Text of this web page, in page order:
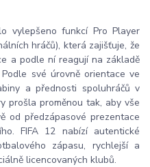
vylepšeno funkcí Pro Player
hráčů), která zajišťuje, že
a podle ní reagují na základě
své úrovně orientace ve
a přednosti spoluhráčů v
prošla proměnou tak, aby vše
od předzápasové prezentace
FIFA 12 nabízí autentické
zápasu, rychlejší a
licencovaných klubů.